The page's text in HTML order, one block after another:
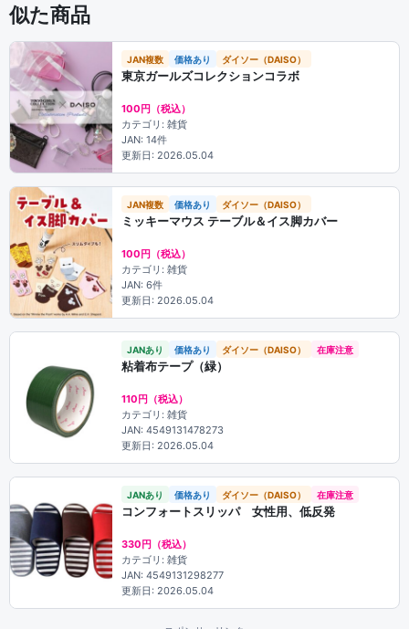
似た商品
JAN複数 価格あり ダイソー（DAISO）
東京ガールズコレクションコラボ
100円（税込）
カテゴリ: 雑貨
JAN: 14件
更新日: 2026.05.04
JAN複数 価格あり ダイソー（DAISO）
ミッキーマウス テーブル＆イス脚カバー
100円（税込）
カテゴリ: 雑貨
JAN: 6件
更新日: 2026.05.04
JANあり 価格あり ダイソー（DAISO） 在庫注意
粘着布テープ（緑）
110円（税込）
カテゴリ: 雑貨
JAN: 4549131478273
更新日: 2026.05.04
JANあり 価格あり ダイソー（DAISO） 在庫注意
コンフォートスリッパ 女性用、低反発
330円（税込）
カテゴリ: 雑貨
JAN: 4549131298277
更新日: 2026.05.04